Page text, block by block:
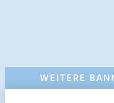
WEITERE